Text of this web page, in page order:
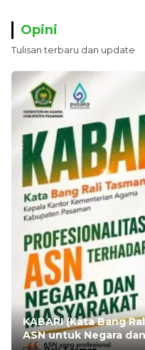
Opini
Tulisan terbaru dan update
KABARI (Kata Bang Rali
ASN untuk Negara